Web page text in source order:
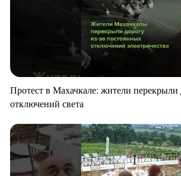
Протест в Махачкале: жители перекрыли
отключений света